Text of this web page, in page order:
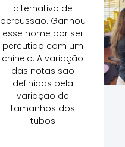
alternativo de
percussão. Ganhou
esse nome por ser
percutido com um
chinelo. A variação
das notas são
definidas pela
variação de
tamanhos dos
tubos